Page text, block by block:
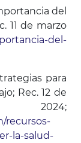
del
11 de marzo
del-
para
Rec. 12 de
recursos-
la-salud-